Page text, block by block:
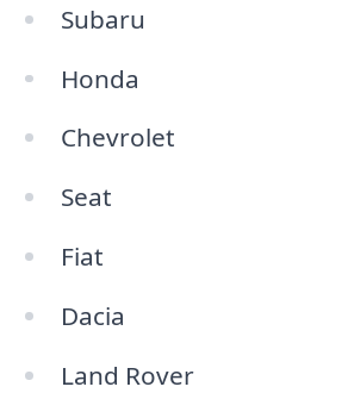
Subaru
Honda
Chevrolet
Seat
Fiat
Dacia
Land Rover